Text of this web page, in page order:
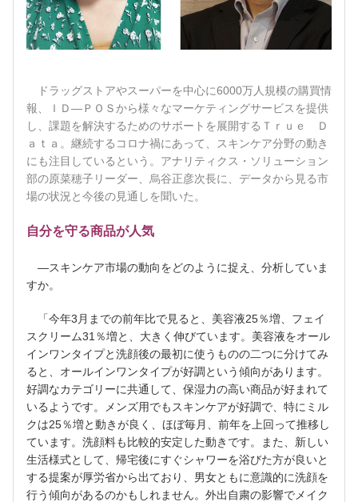
ドラッグストアやスーパーを中心に6000万人規模の購買情
報、ＩＤ―ＰＯＳから様々なマーケティングサービスを提供
し、課題を解決するためのサポートを展開するＴｒｕｅ Ｄ
ａｔａ。継続するコロナ禍にあって、スキンケア分野の動き
にも注目しているという。アナリティクス・ソリューション
部の原菜穂子リーダー、烏谷正彦次長に、データから見る市
場の状況と今後の見通しを聞いた。
自分を守る商品が人気
―スキンケア市場の動向をどのように捉え、分析していま
すか。
「今年3月までの前年比で見ると、美容液25％増、フェイ
スクリーム31％増と、大きく伸びています。美容液をオール
インワンタイプと洗顔後の最初に使うものの二つに分けてみ
ると、オールインワンタイプが好調という傾向があります。
好調なカテゴリーに共通して、保湿力の高い商品が好まれて
いるようです。メンズ用でもスキンケアが好調で、特にミル
クは25％増と動きが良く、ほぼ毎月、前年を上回って推移し
ています。洗顔料も比較的安定した動きです。また、新しい
生活様式として、帰宅後にすぐシャワーを浴びた方が良いと
する提案が厚労省から出ており、男女ともに意識的に洗顔を
行う傾向があるのかもしれません。外出自粛の影響でメイク